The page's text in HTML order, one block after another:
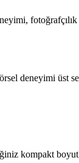
deneyimi üst
kompakt